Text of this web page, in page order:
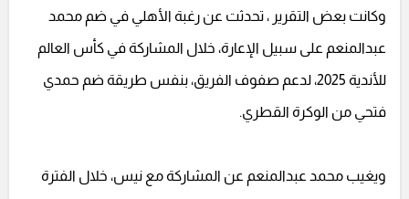
وكانت بعض التقرير ، تحدثت عن رغبة الأهلي في ضم محمد
عبدالمنعم على سبيل الإعارة، خلال المشاركة في كأس العالم
للأندية 2025، لدعم صفوف الفريق، بنفس طريقة ضم حمدي
فتحي من الوكرة القطري.
ويغيب محمد عبدالمنعم عن المشاركة مع نيس، خلال الفترة